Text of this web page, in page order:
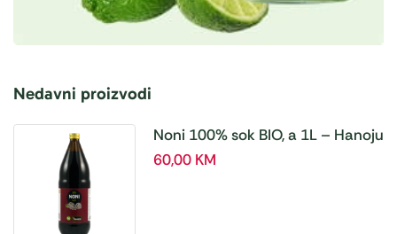
Nedavni proizvodi
Noni 100% sok BIO, a 1L – Hanoju
60,00 KM